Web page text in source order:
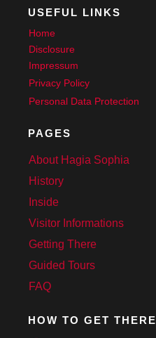
USEFUL LINKS
Home
Disclosure
Impressum
Privacy Policy
Personal Data Protection
PAGES
About Hagia Sophia
History
Inside
Visitor Informations
Getting There
Guided Tours
FAQ
HOW TO GET THERE